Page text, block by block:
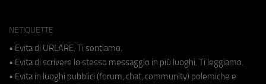
NETIQUETTE
• Evita di URLARE. Ti sentiamo.
• Evita di scrivere lo stesso messaggio in più luoghi. Ti leggiamo.
• Evita in luoghi pubblici (forum, chat, community) polemiche e